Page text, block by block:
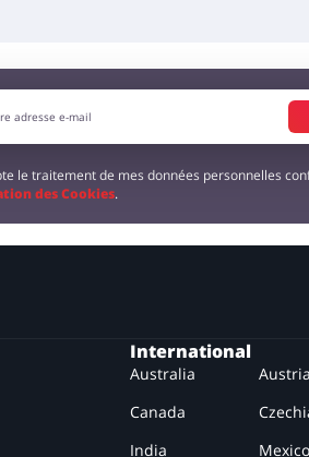
le traitement de mes données personnelles
des Cookies.
International
Australia Austria
Canada
India
Mexico